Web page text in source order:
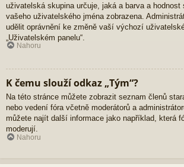
uživatelská skupina určuje, jaká a barva a
vašeho uživatelského jména zobrazena.
udělit oprávnění ke změně vaší výchozí
„Uživatelském panelu“.
Nahoru
K čemu slouží odkaz „Tým“?
Na této stránce můžete zobrazit seznam členů
nebo vedení fóra včetně moderátorů a
můžete najít další informace jako například, která
moderují.
Nahoru